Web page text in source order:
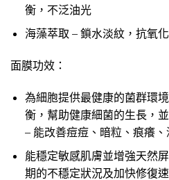
衡，不泛油光
海藻萃取 – 鎖水淡紋，抗氧化
面膜功效：
為細胞提供最健康的菌群環
衡，幫助健康細菌的生長，
– 能改善痘痘、暗粒、痕癢
能穩定敏感肌膚並增強天然
期的不穩定狀況及加快修復